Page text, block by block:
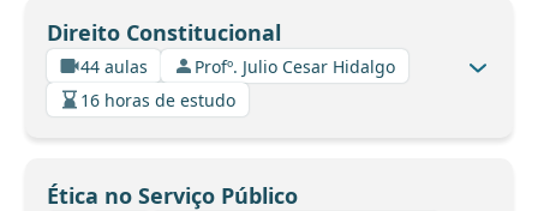
Direito Constitucional
44 aulas
Profº. Julio Cesar Hidalgo
16 horas de estudo
Ética no Serviço Público